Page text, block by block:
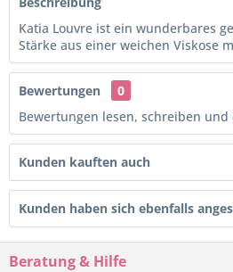
Katia Louvre ist ein wunderbares
Stärke aus einer weichen Viskose
Bewertungen
0
Bewertungen lesen, schreiben
Kunden kauften auch
Kunden haben sich ebenfalls
Beratung & Hilfe